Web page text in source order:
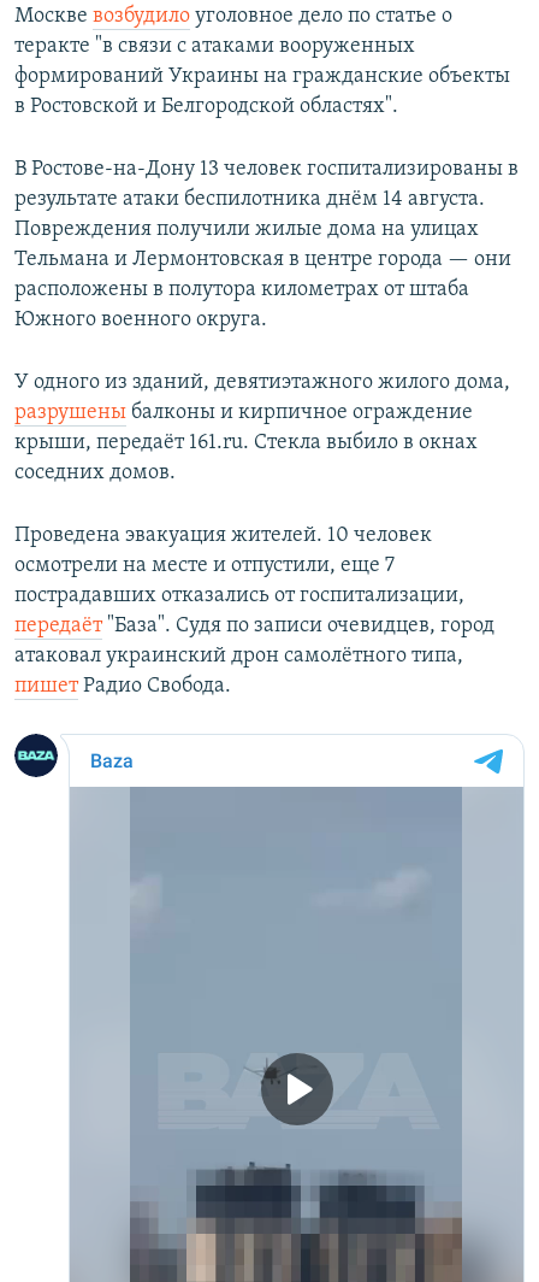
Москве возбудило уголовное дело по статье о
теракте "в связи с атаками вооруженных
формирований Украины на гражданские объекты
в Ростовской и Белгородской областях".
В Ростове-на-Дону 13 человек госпитализированы в
результате атаки беспилотника днём 14 августа.
Повреждения получили жилые дома на улицах
Тельмана и Лермонтовская в центре города — они
расположены в полутора километрах от штаба
Южного военного округа.
У одного из зданий, девятиэтажного жилого дома,
разрушены балконы и кирпичное ограждение
крыши, передаёт 161.ru. Стекла выбило в окнах
соседних домов.
Проведена эвакуация жителей. 10 человек
осмотрели на месте и отпустили, еще 7
пострадавших отказались от госпитализации,
передаёт"База". Судя по записи очевидцев, город
атаковал украинский дрон самолётного типа,
пишетРадио Свобода.